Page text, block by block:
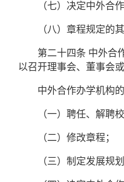
（七）决定中外合作
（八）章程规定的其
第二十四条 中外合
以召开理事会、董事会
中外合作办学机构的
（一）聘任、解聘校
（二）修改章程；
（三）制定发展规划